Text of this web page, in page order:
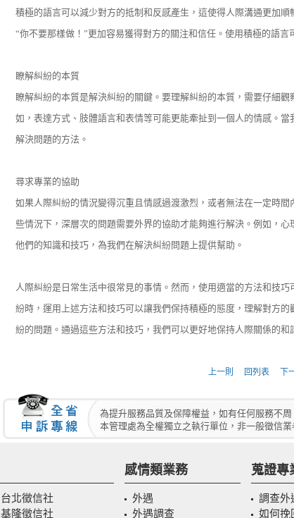
積極的語言可以減少對方的抵制和反感產生，這使得人際溝通更加
“你不要那樣做！”更加容易獲得對方的關注和信任。使用積極的語
瞭解糾紛的本質
瞭解糾紛的本質是解決糾紛的關鍵。要理解糾紛的本質，需要仔細
如，表達方式、肢體語言和表情等可能更能牽扯到一個人的情感。
解決問題的方法。
尋求專業的協助
如果人際糾紛的情況變得沉重且情感過渡激烈，或者無法在一定時
些情況下，深層次的問題需要外界的協助才能夠進行解決。例如，
他們的知識和技巧，為我們在解決糾紛問題上提供幫助。
人際糾紛是日常生活中很常見的事情。然而，使用適當的方法和技
紛時，運用上述方法和技巧可以讓我們保持積極的態度，理解對方
紛的問題。通過這些方法和技巧，我們可以更好地保持人際關係的和
上一則 回列表 下
為提升服務品質及保障權益，如有任何服務不
本管理處為全權獨立之執行單位，非一般徵信
台北徵信社
基隆徵信社
感情類業務
外遇
外遇調查
蒐證專
調查外
如何挽